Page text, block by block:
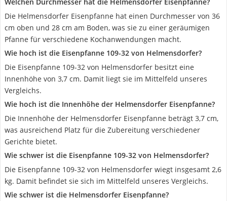
Die Helmensdorfer Eisenpfanne hat einen Durchmesser von 36
cm oben und 28 cm am Boden, was sie zu einer geräumigen
Pfanne für verschiedene Kochanwendungen macht.
Wie hoch ist die Eisenpfanne 109-32 von Helmensdorfer?
Die Eisenpfanne 109-32 von Helmensdorfer besitzt eine
Innenhöhe von 3,7 cm. Damit liegt sie im Mittelfeld unseres
Vergleichs.
Wie hoch ist die Innenhöhe der Helmensdorfer Eisenpfanne?
Die Innenhöhe der Helmensdorfer Eisenpfanne beträgt 3,7 cm,
was ausreichend Platz für die Zubereitung verschiedener
Gerichte bietet.
Wie schwer ist die Eisenpfanne 109-32 von Helmensdorfer?
Die Eisenpfanne 109-32 von Helmensdorfer wiegt insgesamt 2,6
kg. Damit befindet sie sich im Mittelfeld unseres Vergleichs.
Wie schwer ist die Helmensdorfer Eisenpfanne?